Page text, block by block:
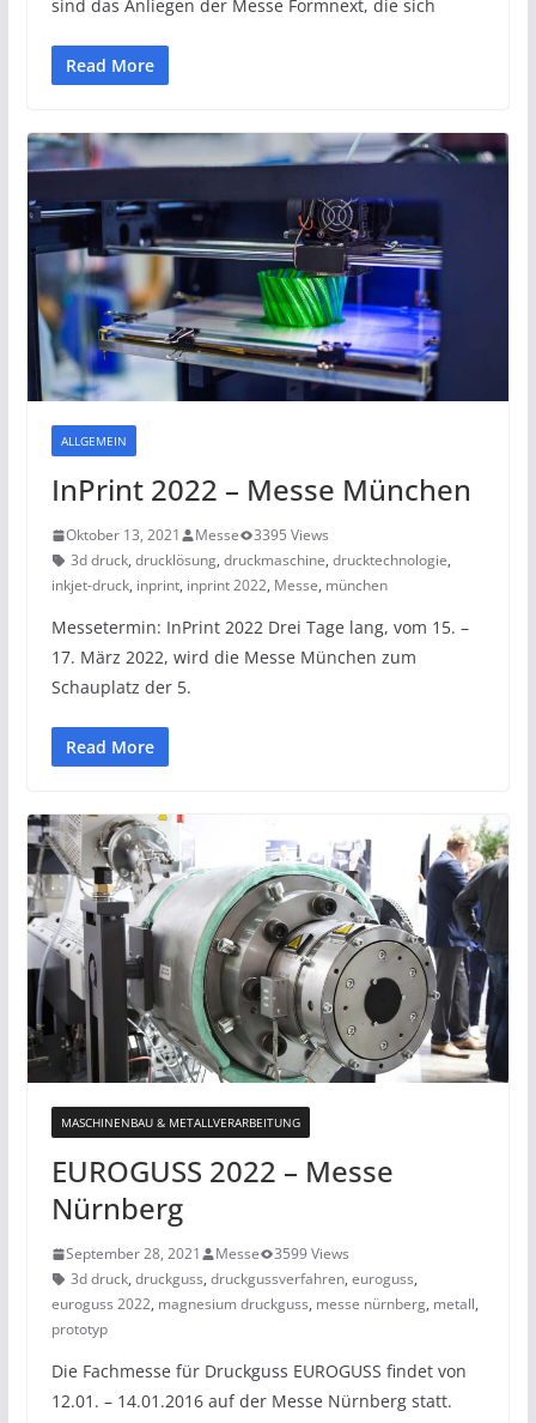
sind das Anliegen der Messe Formnext, die sich
Read More
ALLGEMEIN
InPrint 2022 – Messe München
Oktober 13, 2021 Messe
3395 Views
3d druck, drucklösung, druckmaschine, drucktechnologie,
inkjet-druck, inprint, inprint 2022, Messe, münchen
Messetermin: InPrint 2022 Drei Tage lang, vom 15. –
17. März 2022, wird die Messe München zum
Schauplatz der 5.
Read More
MASCHINENBAU & METALLVERARBEITUNG
EUROGUSS 2022 – Messe
Nürnberg
September 28, 2021 Messe
3599 Views
3d druck, druckguss, druckgussverfahren, euroguss,
euroguss 2022, magnesium druckguss, messe nürnberg, metall,
prototyp
Die Fachmesse für Druckguss EUROGUSS findet von
12.01. – 14.01.2016 auf der Messe Nürnberg statt.